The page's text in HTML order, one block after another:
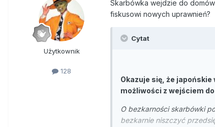
Użytkownik
128
Skarbówka wejdzie do
fiskusowi nowych uprawnień?
Cytat
Okazuje się, że
możliwości z wejściem
O bezkarności skarbówki
bezkarnie niszczyć